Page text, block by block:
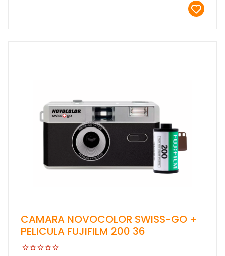
CAMARA NOVOCOLOR SWISS-GO +
PELICULA FUJIFILM 200 36